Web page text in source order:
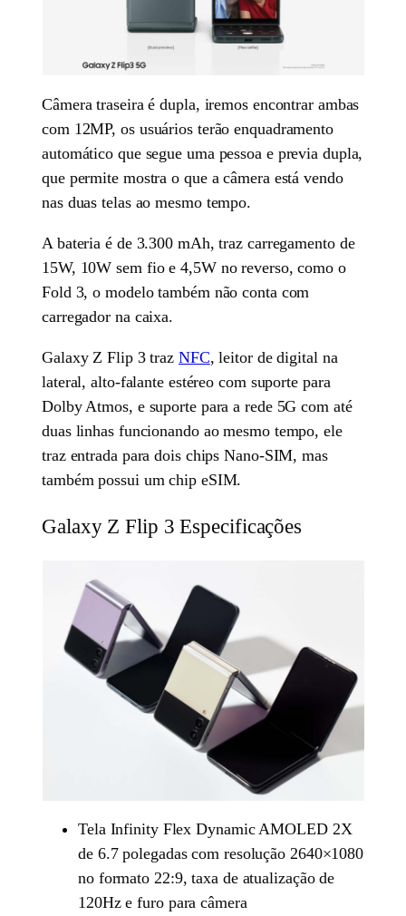
Câmera traseira é dupla, iremos encontrar ambas
com 12MP, os usuários terão enquadramento
automático que segue uma pessoa e previa dupla,
que permite mostra o que a câmera está vendo
nas duas telas ao mesmo tempo.
A bateria é de 3.300 mAh, traz carregamento de
15W, 10W sem fio e 4,5W no reverso, como o
Fold 3, o modelo também não conta com
carregador na caixa.
Galaxy Z Flip 3 traz NFC, leitor de digital na
lateral, alto-falante estéreo com suporte para
Dolby Atmos, e suporte para a rede 5G com até
duas linhas funcionando ao mesmo tempo, ele
traz entrada para dois chips Nano-SIM, mas
também possui um chip eSIM.
Galaxy Z Flip 3 Especificações
Tela Infinity Flex Dynamic AMOLED 2X
de 6.7 polegadas com resolução 2640×1080
no formato 22:9, taxa de atualização de
120Hz e furo para câmera